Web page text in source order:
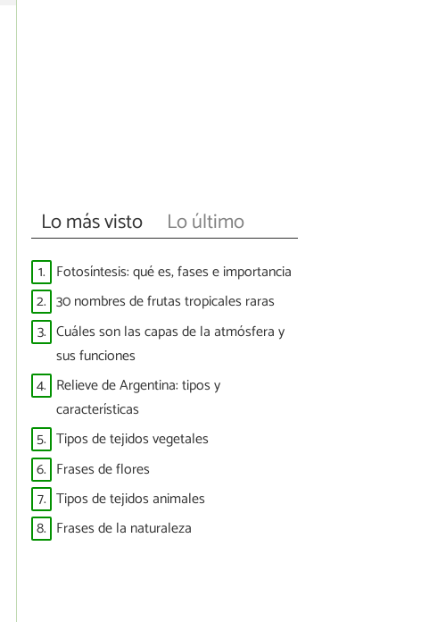
Lo más visto Lo último
1. Fotosíntesis: qué es, fases e importancia
2. 30 nombres de frutas tropicales raras
3. Cuáles son las capas de la atmósfera y
sus funciones
4. Relieve de Argentina: tipos y
características
5. Tipos de tejidos vegetales
6. Frases de flores
7. Tipos de tejidos animales
8. Frases de la naturaleza